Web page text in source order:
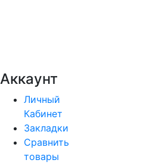
Аккаунт
Личный
Кабинет
Закладки
Сравнить
товары